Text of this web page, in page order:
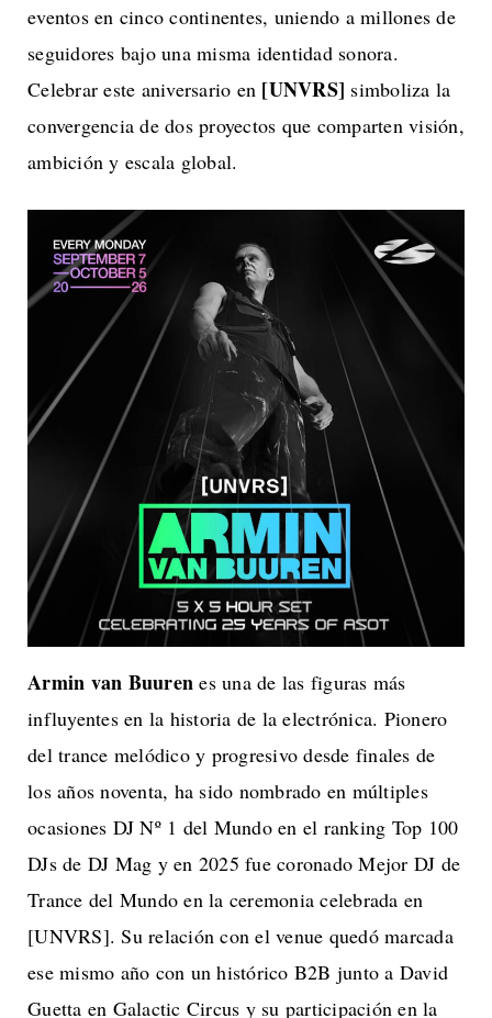
eventos en cinco continentes, uniendo a millones de
seguidores bajo una misma identidad sonora.
Celebrar este aniversario en [UNVRS] simboliza la
convergencia de dos proyectos que comparten visión,
ambición y escala global.
Armin van Buuren es una de las figuras más
influyentes en la historia de la electrónica. Pionero
del trance melódico y progresivo desde finales de
los años noventa, ha sido nombrado en múltiples
ocasiones DJ Nº 1 del Mundo en el ranking Top 100
DJs de DJ Mag y en 2025 fue coronado Mejor DJ de
Trance del Mundo en la ceremonia celebrada en
[UNVRS]. Su relación con el venue quedó marcada
ese mismo año con un histórico B2B junto a David
Guetta en Galactic Circus y su participación en la